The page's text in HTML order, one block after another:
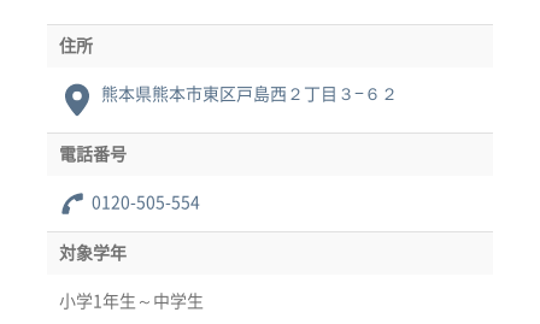
住所
熊本県熊本市東区戸島西２丁目３−６２
電話番号
0120-505-554
対象学年
小学1年生～中学生